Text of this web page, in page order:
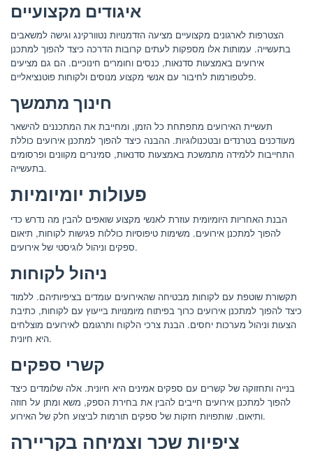
איגודים מקצועיים
הצטרפות לארגונים מקצועיים מציעה הזדמנויות נטוורקינג וגישה למשאבים
בתעשייה. עמותות אלו מספקות לעתים קרובות הדרכה כיצד להפוך למתכנן
אירועים באמצעות סדנאות, כנסים וחומרים חינוכיים. הם גם מציעים
פלטפורמות לחיבור עם אנשי מקצוע מנוסים ולקוחות פוטנציאליים.
חינוך מתמשך
תעשיית האירועים מתפתחת כל הזמן, ומחייבת את המתכננים להישאר
מעודכנים בטרנדים ובטכנולוגיות. ההבנה כיצד להפוך למתכנן אירועים כוללת
התחייבות ללמידה מתמשכת באמצעות סדנאות, סמינרים מקוונים ופרסומים
בתעשייה.
פעולות יומיומיות
הבנת האחריות היומיומית עוזרת לאנשי מקצוע שואפים להבין מה נדרש כדי
להפוך למתכנן אירועים. משימות טיפוסיות כוללות פגישות לקוחות, תיאום
ספקים וניהול לוגיסטי של אירועים.
ניהול לקוחות
תקשורת שוטפת עם לקוחות מבטיחה שהאירועים עומדים בציפיותיהם. ללמוד
כיצד להפוך למתכנן אירועים כרוך בפיתוח מיומנויות בייעוץ עם לקוחות, כתיבת
הצעות וניהול מערכות יחסים. הבנת צרכי הלקוח ותרגומם לאירועים מוצלחים
היא חיונית.
קשרי ספקים
בנייה ותחזוקה של קשרים עם ספקים אמינים היא חיונית. אלה שלומדים כיצד
להפוך למתכנן אירועים חייבים להבין את בחירת הספק, משא ומתן על חוזה
ותיאום. שותפויות חזקות של ספקים תורמות לביצוע חלק של האירוע.
ציפיות שכר וצמיחה בקריירה